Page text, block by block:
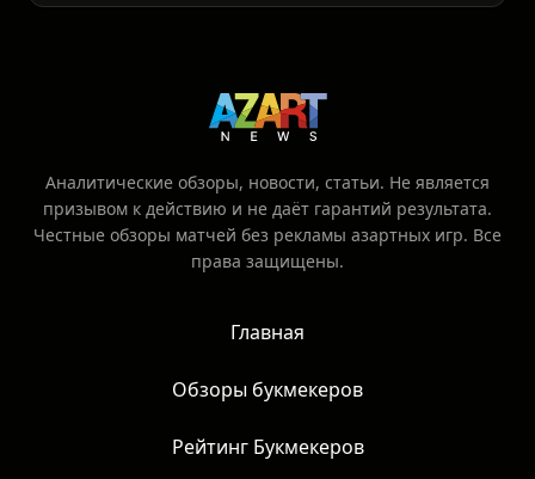
Аналитические обзоры, новости, статьи. Не является
призывом к действию и не даёт гарантий результата.
Честные обзоры матчей без рекламы азартных игр. Все
права защищены.
Главная
Обзоры букмекеров
Рейтинг Букмекеров